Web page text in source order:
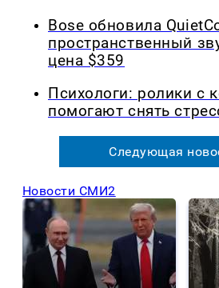
Bose обновила
пространственный
цена $359
Психологи: ролики с
помогают снять
Следующая
Новости СМИ2